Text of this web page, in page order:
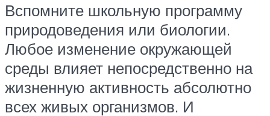
Вспомните школьную программу
природоведения или биологии.
Любое изменение окружающей
среды влияет непосредственно на
жизненную активность абсолютно
всех живых организмов. И